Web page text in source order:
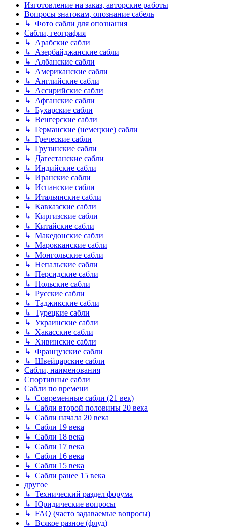
Изготовление на заказ, авторские работы
Вопросы знатокам, опознание сабель
↳ Фото сабли для опознания
Сабли, география
↳ Арабские сабли
↳ Азербайджанские сабли
↳ Албанские сабли
↳ Американские сабли
↳ Английские сабли
↳ Ассирийские сабли
↳ Афганские сабли
↳ Бухарские сабли
↳ Венгерские сабли
↳ Германские (немецкие) сабли
↳ Греческие сабли
↳ Грузинские сабли
↳ Дагестанские сабли
↳ Индийские сабли
↳ Иранские сабли
↳ Испанские сабли
↳ Итальянские сабли
↳ Кавказские сабли
↳ Киргизские сабли
↳ Китайские сабли
↳ Македонские сабли
↳ Марокканские сабли
↳ Монгольские сабли
↳ Непальские сабли
↳ Персидские сабли
↳ Польские сабли
↳ Русские сабли
↳ Таджикские сабли
↳ Турецкие сабли
↳ Украинские сабли
↳ Хакасские сабли
↳ Хивинские сабли
↳ Французские сабли
↳ Швейцарские сабли
Сабли, наименования
Спортивные сабли
Сабли по времени
↳ Современные сабли (21 век)
↳ Сабли второй половины 20 века
↳ Сабли начала 20 века
↳ Сабли 19 века
↳ Сабли 18 века
↳ Сабли 17 века
↳ Сабли 16 века
↳ Сабли 15 века
↳ Сабли ранее 15 века
другое
↳ Технический раздел форума
↳ Юридические вопросы
↳ FAQ (часто задаваемые вопросы)
↳ Всякое разное (флуд)